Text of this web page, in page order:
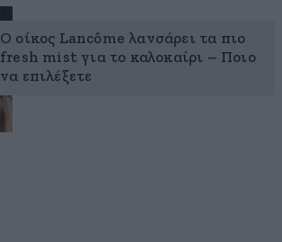
Ο οίκος Lancôme λανσάρει τα πιο
fresh mist για το καλοκαίρι – Ποιο
να επιλέξετε